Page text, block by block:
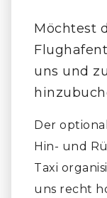
Möchtest
uns und
Der
Hin- und
Taxi
uns recht